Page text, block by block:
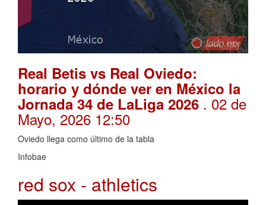
Real Betis vs Real Oviedo:
horario y dónde ver en México la
Jornada 34 de LaLiga 2026 . 02 de
Mayo, 2026 12:50
Oviedo llega como último de la tabla
Infobae
red sox - athletics